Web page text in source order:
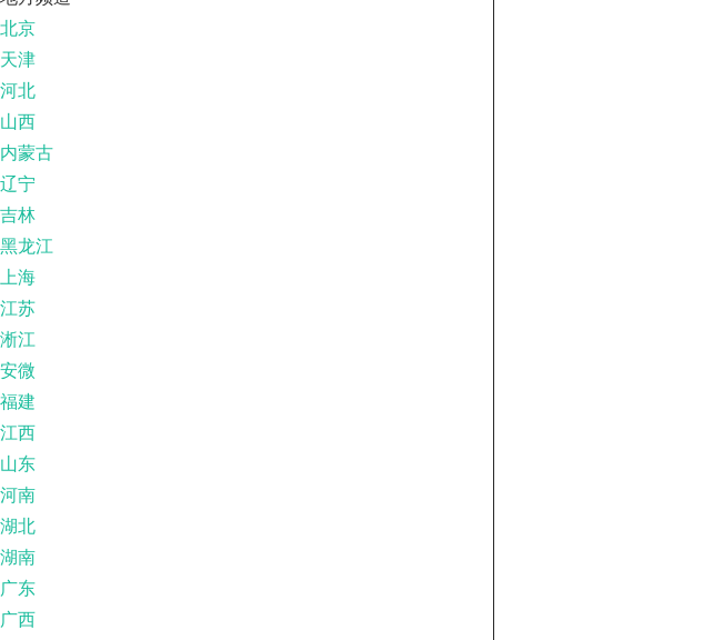
北京
天津
河北
山西
内蒙古
辽宁
吉林
黑龙江
上海
江苏
淅江
安微
福建
江西
山东
河南
湖北
湖南
广东
广西